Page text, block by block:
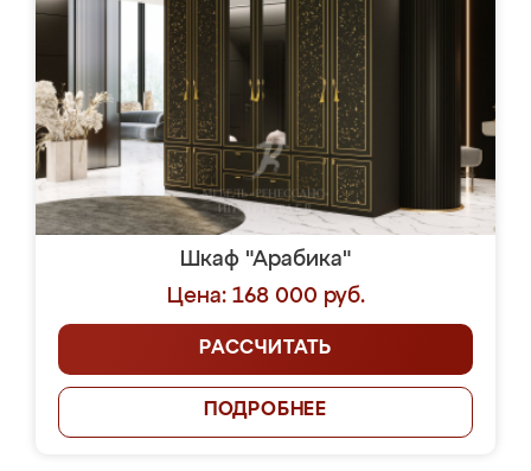
Шкаф "Арабика"
Цена: 168 000 руб.
РАССЧИТАТЬ
ПОДРОБНЕЕ